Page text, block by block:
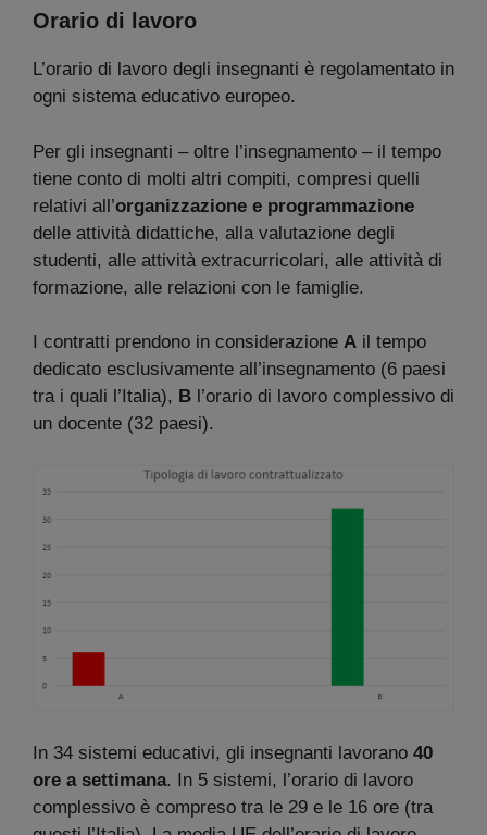
Orario di lavoro
L’orario di lavoro degli insegnanti è regolamentato in
ogni sistema educativo europeo.
Per gli insegnanti – oltre l’insegnamento – il tempo
tiene conto di molti altri compiti, compresi quelli
relativi all’organizzazione e programmazione
delle attività didattiche, alla valutazione degli
studenti, alle attività extracurricolari, alle attività di
formazione, alle relazioni con le famiglie.
I contratti prendono in considerazione A il tempo
dedicato esclusivamente all’insegnamento (6 paesi
tra i quali l’Italia), B l’orario di lavoro complessivo di
un docente (32 paesi).
In 34 sistemi educativi, gli insegnanti lavorano 40
ore a settimana. In 5 sistemi, l’orario di lavoro
complessivo è compreso tra le 29 e le 16 ore (tra